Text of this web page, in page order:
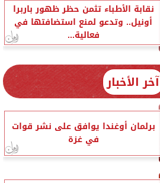
نقابة الأطباء تثمن حظر ظهور باربرا
أونيل.. وتدعو لمنع استضافتها في
فعالية...
آخر الأخبار
برلمان أوغندا يوافق على نشر قوات
في غزة